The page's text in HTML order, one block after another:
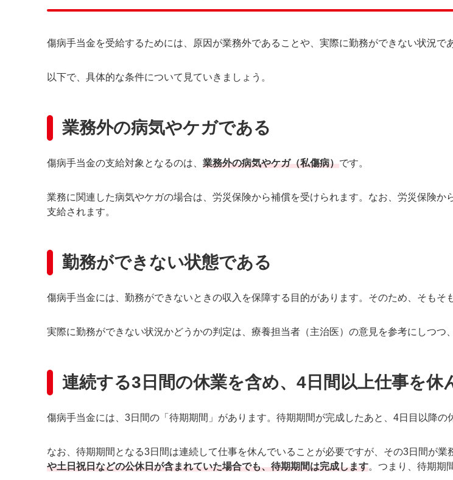
傷病手当金を受給するためには、原因が業務外であることや、実際に勤務ができない状況で
以下で、具体的な条件について見ていきましょう。
業務外の病気やケガである
傷病手当金の支給対象となるのは、 業務外の病気やケガ（私傷病）です。
業務に関連した病気やケガの場合は、労災保険から補償を受けられます。なお、労災保険
支給されます。
勤務ができない状態である
傷病手当金には、勤務ができないときの収入を保障する目的があります。そのため、そもそ
実際に勤務ができない状況かどうかの判定は、療養担当者（主治医）の意見を参考にしつつ
連続する3日間の休業を含め、4日間以上仕事を休
傷病手当金には、3日間の「待期期間」があります。待期期間が完成したあと、4日目以降の
なお、待期期間となる3日間は連続して仕事を休んでいることが必要ですが、その3日間が業
や土日祝日などの公休日が含まれていた場合でも、待期期間は完成します。つまり、待期期